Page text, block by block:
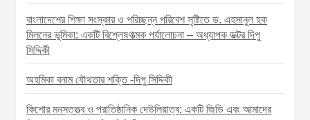
বাংলাদেশের শিক্ষা সংস্কার ও পরিচ্ছন্ন পরিবেশ সৃষ্টিতে ড. এহসানুল হক
মিলনের ভূমিকা: একটি বিশ্লেষণাত্মক পর্যালোচনা – অধ্যাপক ডক্টর দিপু
সিদ্দিকী
অহমিকা বনাম যৌথতার শক্তি -দিপু সিদ্দিকী
কিশোর মনস্তত্ত্ব ও প্রাতিষ্ঠানিক দেউলিয়াত্ব: একটি জিডি এবং আমাদের